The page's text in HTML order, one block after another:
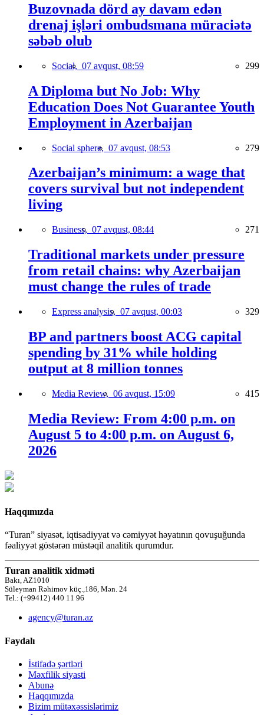
Buzovnada dörd ay davam edən
drenaj işləri ombudsmana müraciətə
səbəb olub
Social, 07 avqust, 08:59 299
A Diploma but No Job: Why
Education Does Not Guarantee Youth
Employment in Azerbaijan
Social sphere, 07 avqust, 08:53 279
Azerbaijan’s minimum: a wage that
covers survival but not independent
living
Business, 07 avqust, 08:44 271
Traditional markets under pressure
from retail chains: why Azerbaijan
must change the rules of trade
Express analysis, 07 avqust, 00:03 329
BP and partners boost ACG capital
spending by 31% while holding
output at 8 million tonnes
Media Review, 06 avqust, 15:09 415
Media Review: From 4:00 p.m. on
August 5 to 4:00 p.m. on August 6,
2026
Haqqımızda
“Turan” siyasət, iqtisadiyyat və cəmiyyət həyatının qovuşuğunda
fəaliyyət göstərən müstəqil analitik qurumdur.
Turan analitik xidməti
Bakı, AZ1010
Süleyman Rəhimov küç.,186, Mən. 24
Tel.: (+99412) 440 11 96
agency@turan.az
Faydalı
İstifadə şərtləri
Məxfilik siyasti
Abunə
Haqqımızda
Bizim mütəxəssislərimiz